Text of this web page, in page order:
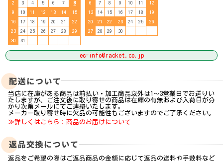
2
3 4 5 6 7
8
9
10 11 12 13 14
15
16
17 18 19 20 21
22
23
24 25 26 27 28
29
30
31
6
7 8 9 10 11
12
13
14 15 16 17 18
19
20
21 22 23 24 25
26
27
28 29 30
ec-info@racket.co.jp
当店に在庫がある商品は前払い・加工商品以外は1～3営業日でお送りい
たしますが、ご注文後に取り寄せの商品は在庫の有無および入荷日が分
かり次第メールにてご連絡いたします。
メーカー取り寄せ時に欠品の可能性もございますのでご了承ください。
≫詳しくはこちら：商品のお届けについて
返品をご希望の際はご返品商品の金額に応じて返品の送料や手数料など